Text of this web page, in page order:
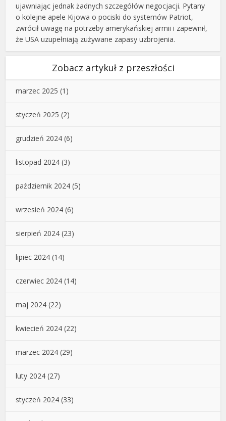
ujawniając jednak żadnych szczegółów negocjacji. Pytany
o kolejne apele Kijowa o pociski do systemów Patriot,
zwrócił uwagę na potrzeby amerykańskiej armii i zapewnił,
że USA uzupełniają zużywane zapasy uzbrojenia.
Zobacz artykuł z przeszłości
marzec 2025 (1)
styczeń 2025 (2)
grudzień 2024 (6)
listopad 2024 (3)
październik 2024 (5)
wrzesień 2024 (6)
sierpień 2024 (23)
lipiec 2024 (14)
czerwiec 2024 (14)
maj 2024 (22)
kwiecień 2024 (22)
marzec 2024 (29)
luty 2024 (27)
styczeń 2024 (33)